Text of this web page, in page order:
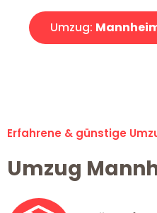
Umzug:
Erfahrene & günstige
Umzug